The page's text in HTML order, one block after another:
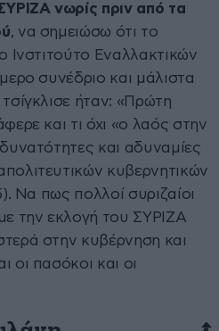
νωρίς πριν από τα
, να σημειώσω ότι το
Ινστιτούτο Εναλλακτικών
συνέδριο και μάλιστα
ήταν: «Πρώτη
και τι όχι «ο λαός στην
και αδυναμίες
κυβερνητικών
Να πως πολλοί συριζαίοι
την εκλογή του ΣΥΡΙΖΑ
στην κυβέρνηση και
οι πασόκοι και οι